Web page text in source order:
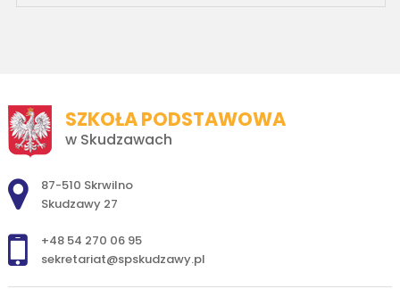
SZKOŁA PODSTAWOWA
w Skudzawach
Adres pocztowy:
87-510 Skrwilno
Skudzawy 27
+48 54 270 06 95
sekretariat@spskudzawy.pl